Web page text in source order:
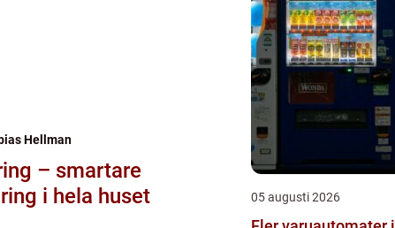
Hellman
– smartare
i hela huset
05 augusti 2026